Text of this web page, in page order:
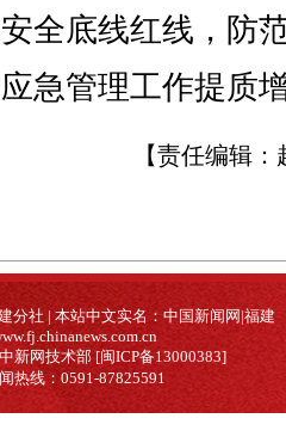
全底线红线，防
急管理工作提质
【责任编辑：
分社 | 本站中文实名：中国新闻网|福建
新网技术部 [闽ICP备13000383]
热线：0591-87825591